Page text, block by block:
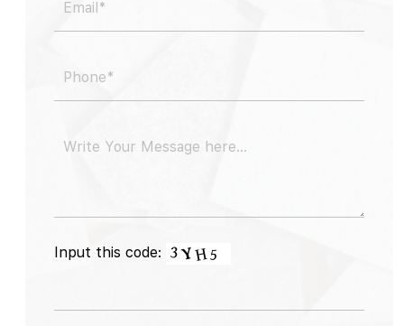
Input this code: